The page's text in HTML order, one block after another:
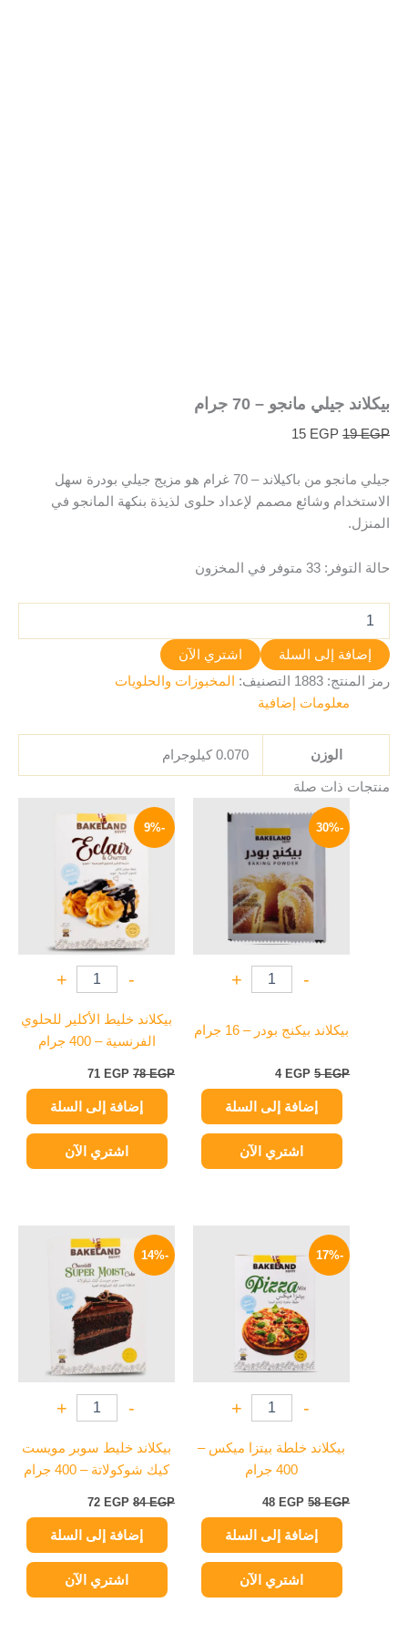
بيكلاند جيلي مانجو – 70 جرام
19EGP
15 EGP
جيلي مانجو من باكيلاند – 70 غرام هو مزيج جيلي بودرة سهل
الاستخدام وشائع مصمم لإعداد حلوى لذيذة بنكهة المانجو في
المنزل.
حالة التوفر: 33 متوفر في المخزون
إضافة إلى السلة
اشتري الآن
رمز المنتج: 1883 التصنيف:
المخبوزات والحلويات
معلومات إضافية
الوزن 0.070 كيلوجرام
منتجات ذات صلة
-30%
-
+
بيكلاند بيكنج بودر – 16 جرام
5EGP
الأصلي
هو:
4 EGP
هو:
4 EGP.
إضافة إلى السلة
اشتري الآن
-9%
-
+
بيكلاند خليط الأكلير للحلوي
الفرنسية – 400 جرام
78EGP
الأصلي
هو:
78 EGP.
71 EGP
الحالي
هو:
71 EGP.
إضافة إلى السلة
اشتري الآن
-17%
-
+
بيكلاند خلطة بيتزا ميكس –
400 جرام
58EGP
هو:
58 EGP.
48 EGP
هو:
48 EGP.
إضافة إلى السلة
اشتري الآن
-14%
-
+
بيكلاند خليط سوبر مويست
كيك شوكولاتة – 400 جرام
84EGP
الأصلي
84 EGP.
72 EGP
الحالي
هو:
72 EGP.
إضافة إلى السلة
اشتري الآن